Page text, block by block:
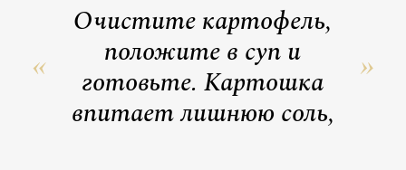
Очистите картофель,
положите в суп и
готовьте. Картошка
впитает лишнюю соль,